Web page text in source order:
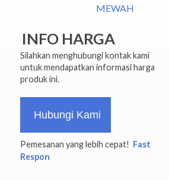
MEWAH
INFO HARGA
Silahkan menghubungi kontak kami
untuk mendapatkan informasi harga
produk ini.
Hubungi Kami
Pemesanan yang lebih cepat! Fast
Respon